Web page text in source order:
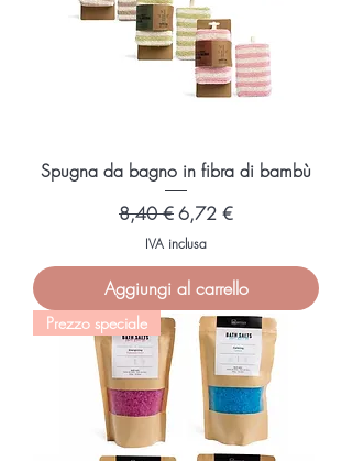
i
l
l
i
Spugna da bagno in fibra di bambù
Prezzo regolare
8,40 €Prezzo scontato
6,72 €
IVA inclusa
Aggiungi al carrello
Prezzo speciale